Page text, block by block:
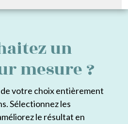
un
mesure ?
votre choix entièrement
Sélectionnez les
le résultat en